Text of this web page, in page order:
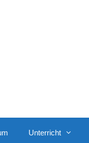
Unterricht